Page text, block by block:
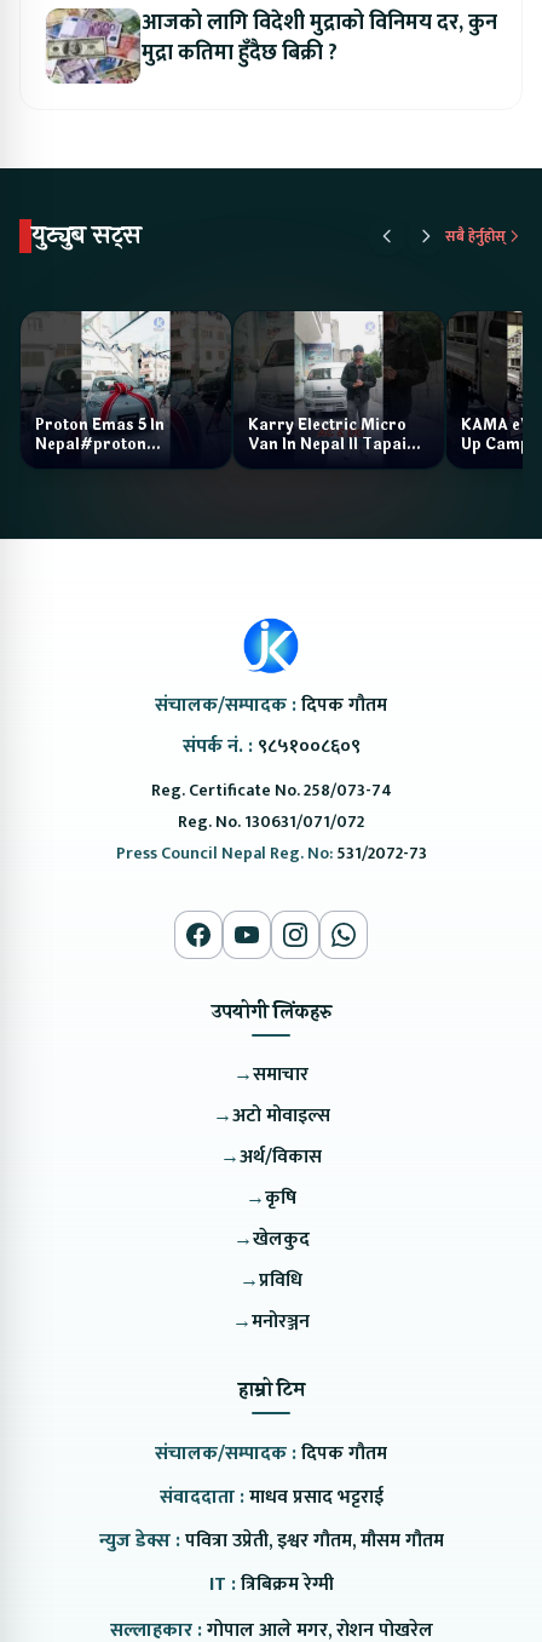
आजको लागि विदेशी मुद्राको विनिमय दर, कुन
मुद्रा कतिमा हुँदैछ बिक्री ?
युट्युब सट्स सबै हेर्नुहोस्
Proton Emas 5 In
Nepal#proton
#protonemas5#protonnepal#evcarnepal
Karry Electric Micro
Van In Nepal II Tapaiko
Bazar II Jankari
KAMA eV
Up Camp
संचालक/सम्पादक :दिपक गौतम
संपर्क नं. : ९८५१००८६०९
Reg. Certificate No. 258/073-74
Reg. No. 130631/071/072
Press Council Nepal Reg. No:531/2072-73
उपयोगी लिंकहरु
→समाचार
→अटो मोवाइल्स
→अर्थ/विकास
→कृषि
→खेलकुद
→प्रविधि
→मनोरञ्जन
हाम्रो टिम
संचालक/सम्पादक :दिपक गौतम
संवाददाता :माधव प्रसाद भट्टराई
न्युज डेक्स :पवित्रा उप्रेती, इश्वर गौतम, मौसम गौतम
IT :त्रिबिक्रम रेग्मी
सल्लाहकार :गोपाल आले मगर, रोशन पोखरेल